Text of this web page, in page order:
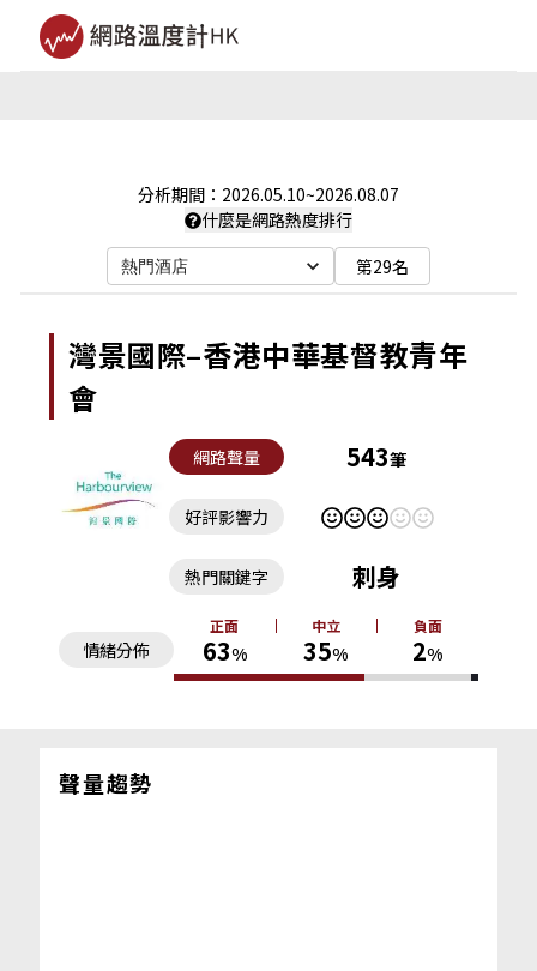
分析期間： 2026.05.10~2026.08.07
什麼是網路熱度排行
熱門酒店 第29名
灣景國際–香港中華基督教青年
會
網路聲量 543筆
好評影響力
情緒分佈
正面
63%
中立
35%
負面
2%
熱門關鍵字 刺身
聲量趨勢